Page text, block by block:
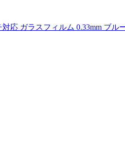
対応 ガラスフィルム 0.33mm ブ